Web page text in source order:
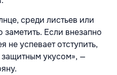
среди листьев или
заметить. Если внезапно
не успевает отступить,
укусом», —